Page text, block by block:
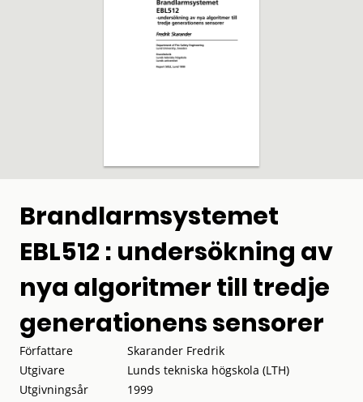
Brandlarmsystemet
EBL512 : undersökning av
nya algoritmer till tredje
generationens sensorer
Författare
Skarander Fredrik
Utgivare
Lunds tekniska högskola (LTH)
Utgivningsår
1999